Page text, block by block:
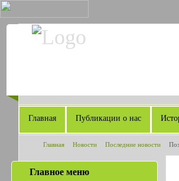
Главная Публикации о нас
Главная Новости Последние новости
Главное меню